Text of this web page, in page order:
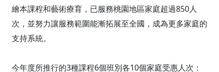
繪本課程和藝術療育，已服務桃園地區家庭超過850人
次，並努力讓服務範圍能漸拓展至全國，成為更多家庭的
支持系統。
今年度所推行的3種課程6個班別各10個家庭受惠人次：